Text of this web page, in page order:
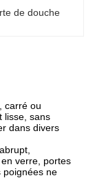
de douche
carré ou
lisse, sans
dans divers
verre, portes
poignées ne